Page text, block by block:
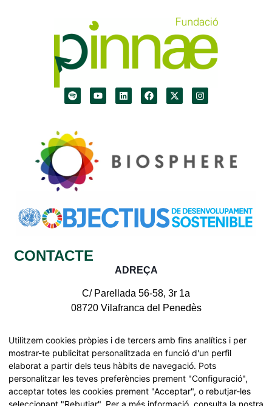
CONTACTE
ADREÇA
C/ Parellada 56-58, 3r 1a
08720 Vilafranca del Penedès
Tots els drets reservats | © Pinnae 2026
Utilitzem cookies pròpies i de tercers amb fins analítics i per
mostrar-te publicitat personalitzada en funció d'un perfil
elaborat a partir dels teus hàbits de navegació. Pots
personalitzar les teves preferències prement "Configuració",
acceptar totes les cookies prement "Acceptar", o rebutjar-les
seleccionant "Rebutjar". Per a més informació, consulta la nostra